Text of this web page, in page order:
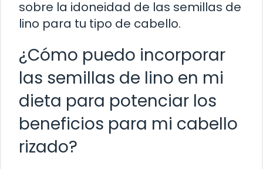
sobre la idoneidad de las semillas de
lino para tu tipo de cabello.
¿Cómo puedo incorporar
las semillas de lino en mi
dieta para potenciar los
beneficios para mi cabello
rizado?